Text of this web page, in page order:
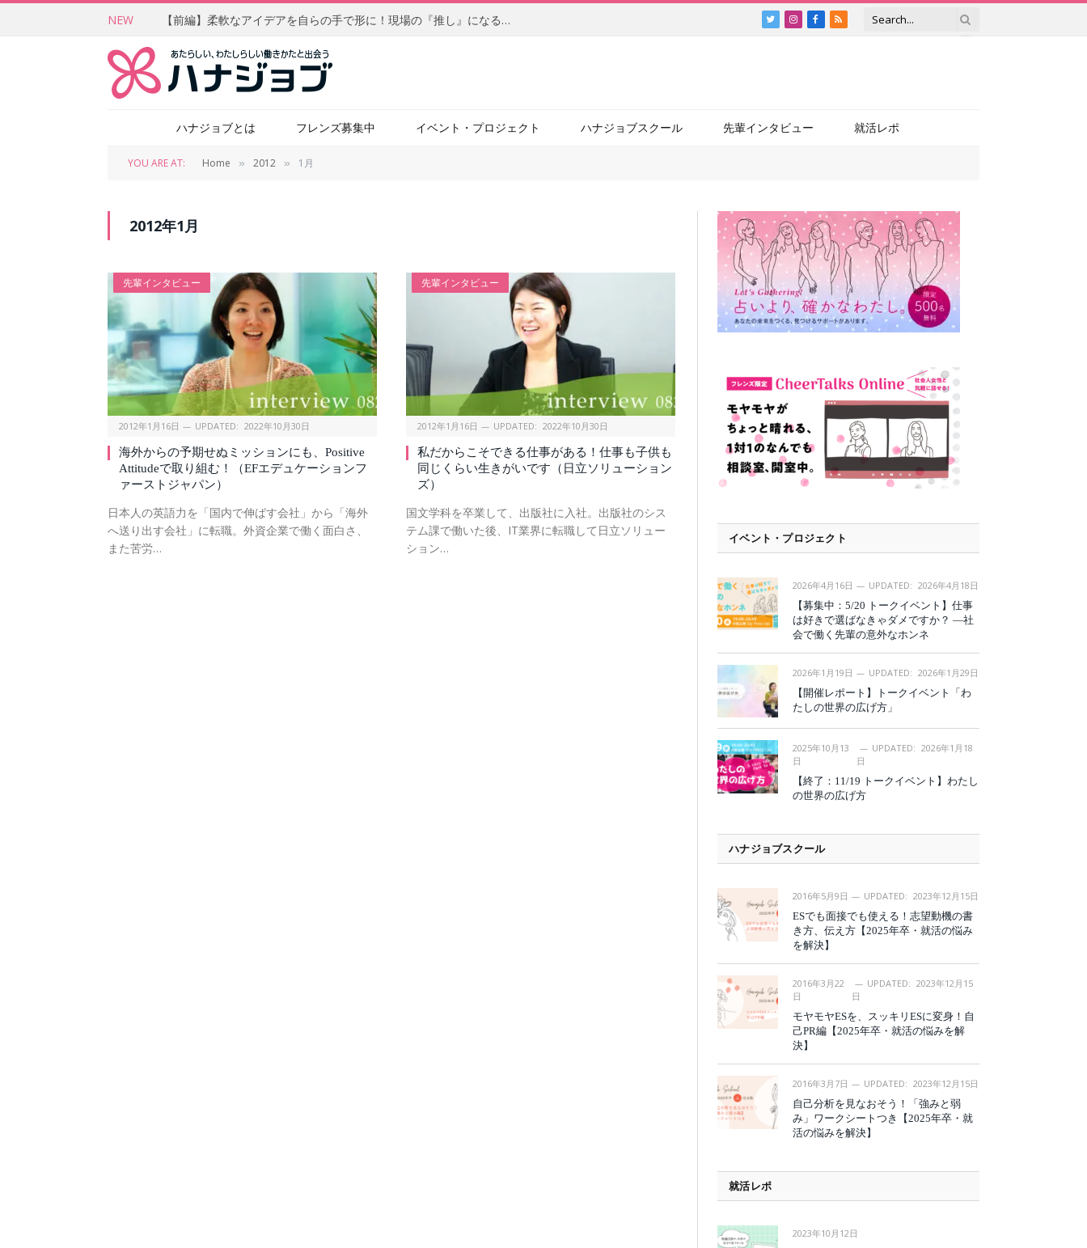
NEW 【前編】柔軟なアイデアを自らの手で形に！現場の『推し』になるサービスを目指す、社内起業家の新たな挑戦（JBCC株式会社） TwitterInstagram
Facebook
RSS
ハナジョブとは フレンズ募集中 イベント・プロジェクト ハナジョブスクール 先輩インタビュー 就活レポ
YOU ARE AT: Home » 2012 » 1月
2012年1月
先輩インタビュー
2012年1月16日 UPDATED: 2022年10月30日
海外からの予期せぬミッションにも、Positive
Attitudeで取り組む！（EFエデュケーションフ
ァーストジャパン）
日本人の英語力を「国内で伸ばす会社」から「海外
へ送り出す会社」に転職。外資企業で働く面白さ、
また苦労…
先輩インタビュー
2012年1月16日 UPDATED: 2022年10月30日
私だからこそできる仕事がある！仕事も子供も
同じくらい生きがいです（日立ソリューション
ズ）
国文学科を卒業して、出版社に入社。出版社のシス
テム課で働いた後、IT業界に転職して日立ソリュー
ション…
イベント・プロジェクト
2026年4月16日 UPDATED: 2026年4月18日
【募集中：5/20 トークイベント】仕事
は好きで選ばなきゃダメですか？ —社
会で働く先輩の意外なホンネ
2026年1月19日 UPDATED: 2026年1月29日
【開催レポート】トークイベント「わ
たしの世界の広げ方」
2025年10月13
日
UPDATED: 2026年1月18
日
【終了：11/19 トークイベント】わたし
の世界の広げ方
ハナジョブスクール
2016年5月9日 UPDATED: 2023年12月15日
ESでも面接でも使える！志望動機の書
き方、伝え方【2025年卒・就活の悩み
を解決】
2016年3月22
日
UPDATED: 2023年12月15
日
モヤモヤESを、スッキリESに変身！自
己PR編【2025年卒・就活の悩みを解
決】
2016年3月7日 UPDATED: 2023年12月15日
自己分析を見なおそう！「強みと弱
み」ワークシートつき【2025年卒・就
活の悩みを解決】
就活レポ
2023年10月12日